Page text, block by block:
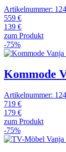
Artikelnummer:
559 €
139 €
zum Produkt
-75%
Kommode
Artikelnummer:
719 €
179 €
zum Produkt
-75%